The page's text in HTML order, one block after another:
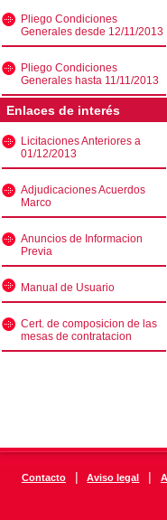
Pliego Condiciones
Generales desde 12/11/2013
Pliego Condiciones
Generales hasta 11/11/2013
Enlaces de interés
Licitaciones Anteriores a
01/12/2013
Adjudicaciones Acuerdos
Marco
Anuncios de Informacion
Previa
Manual de Usuario
Cert. de composicion de las
mesas de contratacion
Contacto | Aviso legal |